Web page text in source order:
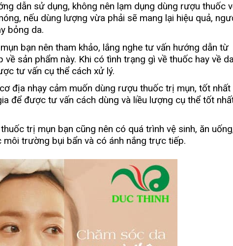
dẫn sử dụng, không nên lạm dụng dùng rượu thuốc
nếu dùng lượng vừa phải sẽ mang lại hiệu quả,
bỏng da.
bạn nên tham khảo, lắng nghe tư vấn hướng dẫn từ
về sản phẩm này. Khi có tình trạng gì về thuốc hay về
tư vấn cụ thể cách xử lý.
địa nhạy cảm muốn dùng rượu thuốc trị mụn, tốt nhất
để được tư vấn cách dùng và liều lượng cụ thể tốt
trị mụn bạn cũng nên có quá trình vệ sinh, ăn
môi trường bụi bẩn và có ánh nắng trực tiếp.